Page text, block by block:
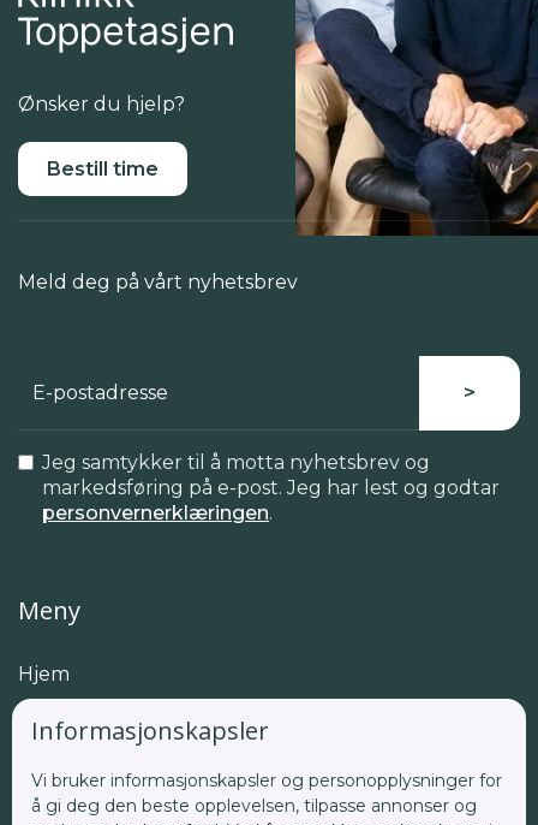
Informasjonskapsler
Vi bruker informasjonskapsler og personopplysninger for
å gi deg den beste opplevelsen, tilpasse annonser og
Ønsker du hjelp?
Bestill time
Meld deg på vårt nyhetsbrev
Jeg samtykker til å motta nyhetsbrev og
markedsføring på e-post. Jeg har lest og godtar
personvernerklæringen.
Meny
Hjem
Spesialfelt
Om oss